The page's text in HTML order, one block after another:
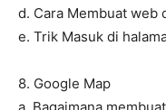
d. Cara Membuat web
e. Trik Masuk di
8. Google Map